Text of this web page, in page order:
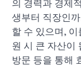
의 경력과 경제
생부터 직장인
할 수 있으며,
원 시 큰 자산이
방문 등을 통해